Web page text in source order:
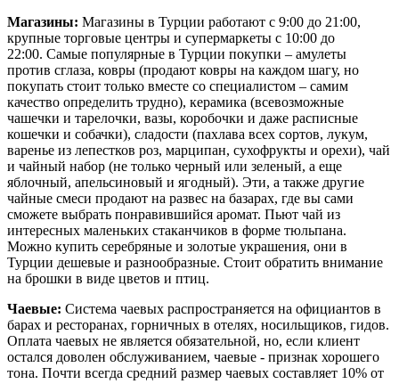
Магазины: Магазины в Турции работают с 9:00 до 21:00,
крупные торговые центры и супермаркеты с 10:00 до
22:00. Самые популярные в Турции покупки – амулеты
против сглаза, ковры (продают ковры на каждом шагу, но
покупать стоит только вместе со специалистом – самим
качество определить трудно), керамика (всевозможные
чашечки и тарелочки, вазы, коробочки и даже расписные
кошечки и собачки), сладости (пахлава всех сортов, лукум,
варенье из лепестков роз, марципан, сухофрукты и орехи), чай
и чайный набор (не только черный или зеленый, а еще
яблочный, апельсиновый и ягодный). Эти, а также другие
чайные смеси продают на развес на базарах, где вы сами
сможете выбрать понравившийся аромат. Пьют чай из
интересных маленьких стаканчиков в форме тюльпана.
Можно купить серебряные и золотые украшения, они в
Турции дешевые и разнообразные. Стоит обратить внимание
на брошки в виде цветов и птиц.
Чаевые: Система чаевых распространяется на официантов в
барах и ресторанах, горничных в отелях, носильщиков, гидов.
Оплата чаевых не является обязательной, но, если клиент
остался доволен обслуживанием, чаевые - признак хорошего
тона. Почти всегда средний размер чаевых составляет 10% от